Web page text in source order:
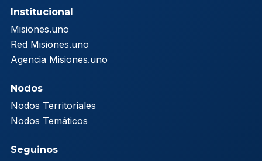
Institucional
Misiones.uno
Red Misiones.uno
Agencia Misiones.uno
Nodos
Nodos Territoriales
Nodos Temáticos
Seguinos